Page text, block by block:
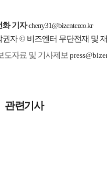
화 기자 cherry31@bizenter.co.kr
권자 © 비즈엔터 무단전재 및
도자료 및 기사제보
관련기사